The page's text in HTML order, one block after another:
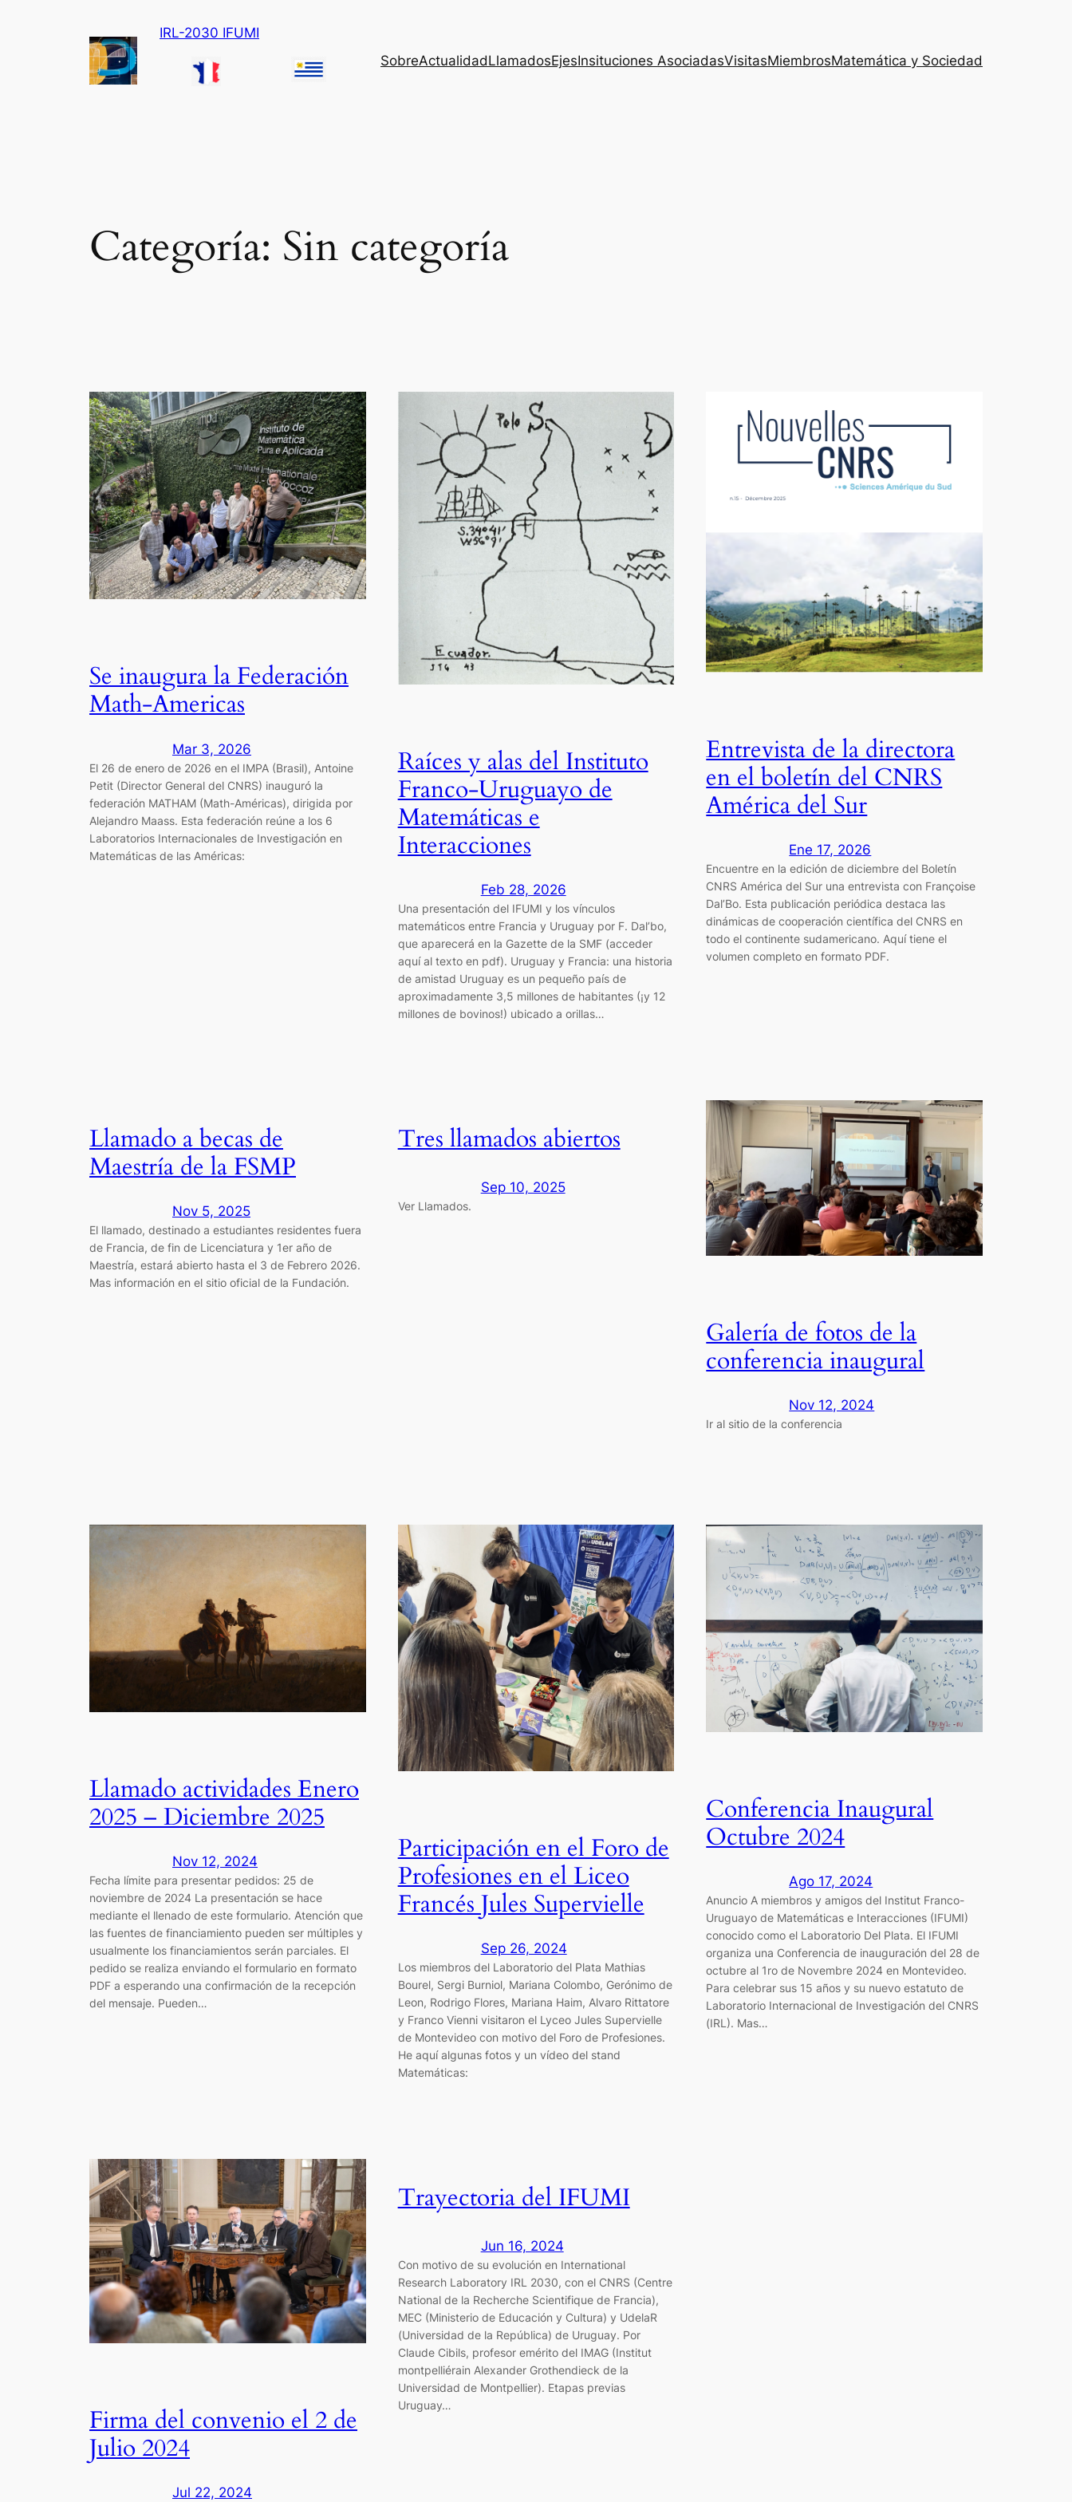
IRL-2030 IFUMI
SobreActualidadLlamadosEjesInsituciones AsociadasVisitasMiembrosMatemática y Sociedad
Categoría: Sin categoría
Se inaugura la Federación
Math-Americas
Mar 3, 2026
El 26 de enero de 2026 en el IMPA (Brasil), Antoine
Petit (Director General del CNRS) inauguró la
federación MATHAM (Math-Américas), dirigida por
Alejandro Maass. Esta federación reúne a los 6
Laboratorios Internacionales de Investigación en
Matemáticas de las Américas:
Raíces y alas del Instituto
Franco-Uruguayo de
Matemáticas e
Interacciones
Feb 28, 2026
Una presentación del IFUMI y los vínculos
matemáticos entre Francia y Uruguay por F. Dal’bo,
que aparecerá en la Gazette de la SMF (acceder
aquí al texto en pdf). Uruguay y Francia: una historia
de amistad Uruguay es un pequeño país de
aproximadamente 3,5 millones de habitantes (¡y 12
millones de bovinos!) ubicado a orillas…
Entrevista de la directora
en el boletín del CNRS
América del Sur
Ene 17, 2026
Encuentre en la edición de diciembre del Boletín
CNRS América del Sur una entrevista con Françoise
Dal’Bo. Esta publicación periódica destaca las
dinámicas de cooperación científica del CNRS en
todo el continente sudamericano. Aquí tiene el
volumen completo en formato PDF.
Llamado a becas de
Maestría de la FSMP
Nov 5, 2025
El llamado, destinado a estudiantes residentes fuera
de Francia, de fin de Licenciatura y 1er año de
Maestría, estará abierto hasta el 3 de Febrero 2026.
Mas información en el sitio oficial de la Fundación.
Tres llamados abiertos
Sep 10, 2025
Ver Llamados.
Galería de fotos de la
conferencia inaugural
Nov 12, 2024
Ir al sitio de la conferencia
Llamado actividades Enero
2025 – Diciembre 2025
Nov 12, 2024
Fecha límite para presentar pedidos: 25 de
noviembre de 2024 La presentación se hace
mediante el llenado de este formulario. Atención que
las fuentes de financiamiento pueden ser múltiples y
usualmente los financiamientos serán parciales. El
pedido se realiza enviando el formulario en formato
PDF a esperando una confirmación de la recepción
del mensaje. Pueden…
Participación en el Foro de
Profesiones en el Liceo
Francés Jules Supervielle
Sep 26, 2024
Los miembros del Laboratorio del Plata Mathias
Bourel, Sergi Burniol, Mariana Colombo, Gerónimo de
Leon, Rodrigo Flores, Mariana Haim, Alvaro Rittatore
y Franco Vienni visitaron el Lyceo Jules Supervielle
de Montevideo con motivo del Foro de Profesiones.
He aquí algunas fotos y un vídeo del stand
Matemáticas:
Conferencia Inaugural
Octubre 2024
Ago 17, 2024
Anuncio A miembros y amigos del Institut Franco-
Uruguayo de Matemáticas e Interacciones (IFUMI)
conocido como el Laboratorio Del Plata. El IFUMI
organiza una Conferencia de inauguración del 28 de
octubre al 1ro de Novembre 2024 en Montevideo.
Para celebrar sus 15 años y su nuevo estatuto de
Laboratorio Internacional de Investigación del CNRS
(IRL). Mas…
Firma del convenio el 2 de
Julio 2024
Jul 22, 2024
Trayectoria del IFUMI
Jun 16, 2024
Con motivo de su evolución en International
Research Laboratory IRL 2030, con el CNRS (Centre
National de la Recherche Scientifique de Francia),
MEC (Ministerio de Educación y Cultura) y UdelaR
(Universidad de la República) de Uruguay. Por
Claude Cibils, profesor emérito del IMAG (Institut
montpelliérain Alexander Grothendieck de la
Universidad de Montpellier). Etapas previas
Uruguay…